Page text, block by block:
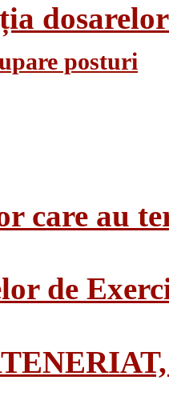
posturi
care au
de